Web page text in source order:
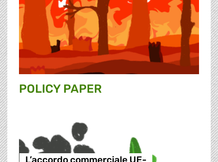
POLICY PAPER